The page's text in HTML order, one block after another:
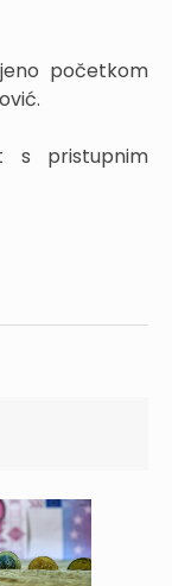
početkom
s pristupnim